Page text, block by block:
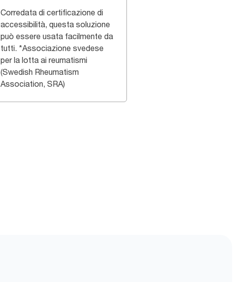
Corredata di certificazione di
accessibilità, questa soluzione
può essere usata facilmente da
tutti. *Associazione svedese
per la lotta ai reumatismi
(Swedish Rheumatism
Association, SRA)